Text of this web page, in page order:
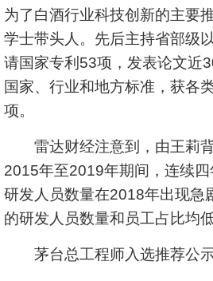
为了白酒行业科技创新的主要
学士带头人。先后主持省部级
请国家专利53项，发表论文近
国家、行业和地方标准，获各
项。
雷达财经注意到，由王莉背
2015年至2019年期间，连续四
研发人员数量在2018年出现急
的研发人员数量和员工占比均
茅台总工程师入选推荐公